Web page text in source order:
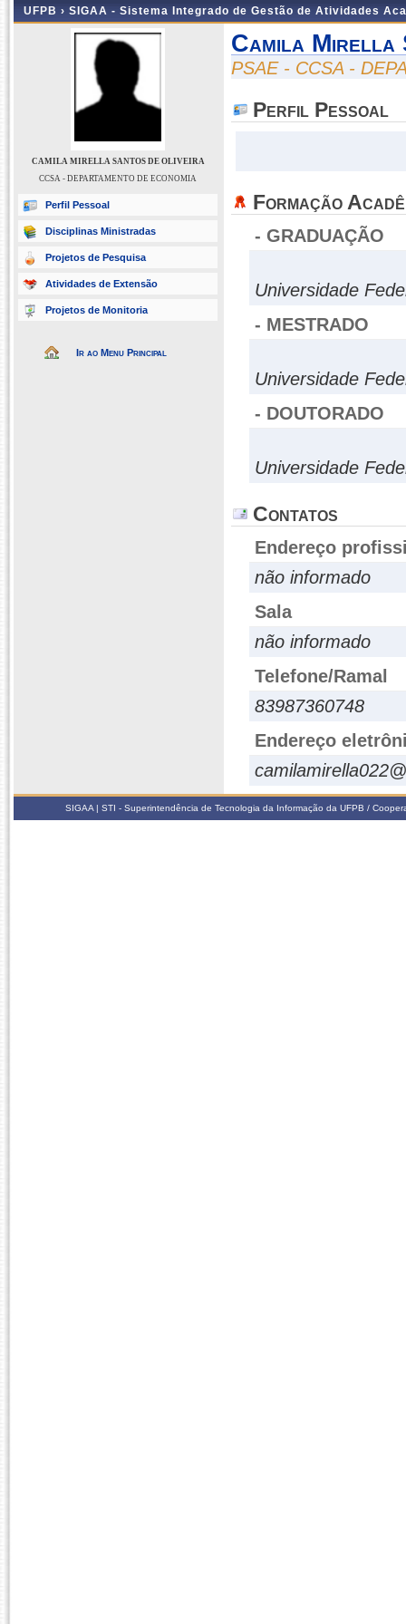
UFPB › SIGAA - Sistema Integrado de Gestão de Atividades
CAMILA MIRELLA SANTOS DE OLIVEIRA
CCSA - DEPARTAMENTO DE ECONOMIA
Perfil Pessoal
Disciplinas Ministradas
Projetos de Pesquisa
Atividades de Extensão
Projetos de Monitoria
Ir ao Menu Principal
Camila Mirella
PSAE - CCSA -
Perfil Pessoal
Formação
- GRADUAÇÃO
Universidade
- MESTRADO
Universidade
- DOUTORADO
Universidade
Contatos
Endereço
não informado
Sala
não informado
Telefone/Ramal
83987360748
Endereço
SIGAA | STI - Superintendência de Tecnologia da Informação da UFPB /